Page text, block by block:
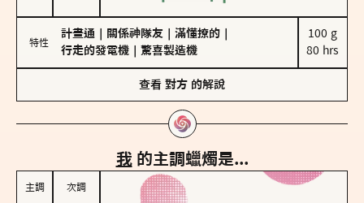
特性
計畫通 關係神隊友 滿懂撩的
行走的發電機
驚喜製造機
100 g
80 hrs
查看 對方 的解說
我 的主調蠟燭是...
主調 次調